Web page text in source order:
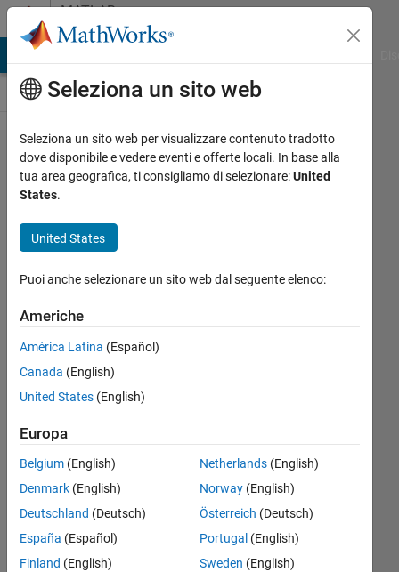
Vai al contenutoMATLAB
Answers
How to
perform
simulation
Matlab
script
Shunsuke
8 Nov
2019
1
Risposta
accettata
Aggiornato
Seleziona un sito web
Seleziona un sito web per visualizzare contenuto tradotto
dove disponibile e vedere eventi e offerte locali. In base alla
tua area geografica, ti consigliamo di selezionare:United
States.
United States
Puoi anche selezionare un sito web dal seguente elenco:
Americhe
América Latina (Español)
Canada (English)
United States (English)
Europa
Belgium (English)
Denmark (English)
Deutschland (Deutsch)
España (Español)
Finland (English)
Netherlands(English)
Norway(English)
Österreich (Deutsch)
Portugal (English)
Sweden (English)